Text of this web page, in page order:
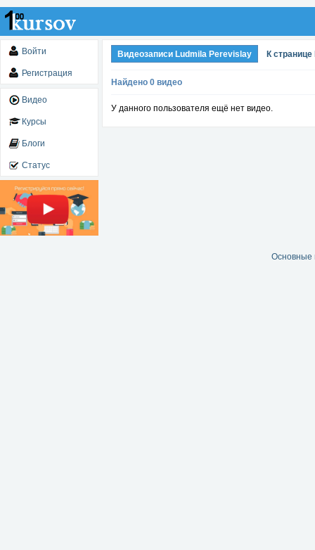
Войти
Регистрация
Видео
Курсы
Блоги
Статус
Видеозаписи Ludmila Perevislay К
Найдено 0 видео
У данного пользователя ещё нет видео.
Основные